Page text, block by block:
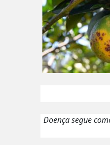
Doença segue